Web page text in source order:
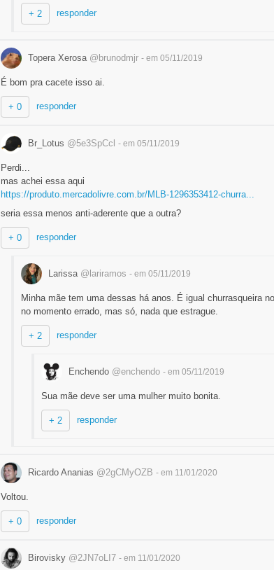
+ 2 responder
Topera Xerosa @brunodmjr - em 05/11/2019
É bom pra cacete isso ai.
+ 0 responder
Br_Lotus @5e3SpCcl - em 05/11/2019
Perdi...
mas achei essa aqui
https://produto.mercadolivre.com.br/MLB-1296353412-churra...
seria essa menos anti-aderente que a outra?
+ 0 responder
Larissa @lariramos - em 05/11/2019
Minha mãe tem uma dessas há anos. É igual churrasqueira
no momento errado, mas só, nada que estrague.
+ 2 responder
Enchendo @enchendo - em 05/11/2019
Sua mãe deve ser uma mulher muito bonita.
+ 2 responder
Ricardo Ananias @2gCMyOZB - em 11/01/2020
Voltou.
+ 0 responder
Birovisky @2JN7oLI7 - em 11/01/2020